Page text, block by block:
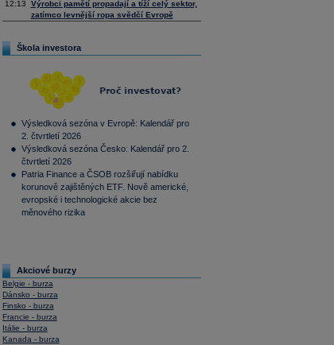
12:13
Výrobci pamětí propadají a tíží celý sektor,
zatímco levnější ropa svědčí Evropě
Škola investora
Výsledková sezóna v Evropě: Kalendář pro
2. čtvrtletí 2026
Výsledková sezóna Česko: Kalendář pro 2.
čtvrtletí 2026
Patria Finance a ČSOB rozšiřují nabídku
korunově zajištěných ETF. Nově americké,
evropské i technologické akcie bez
měnového rizika
Akciové burzy
Belgie - burza
Dánsko - burza
Finsko - burza
Francie - burza
Itálie - burza
Kanada - burza